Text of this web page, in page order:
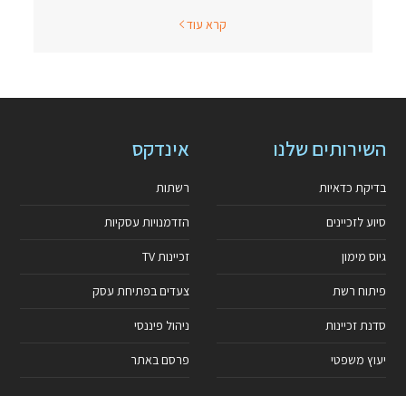
קרא עוד
השירותים שלנו
בדיקת כדאיות
סיוע לזכיינים
גיוס מימון
פיתוח רשת
סדנת זכיינות
יעוץ משפטי
אינדקס
רשתות
הזדמנויות עסקיות
זכיינות TV
צעדים בפתיחת עסק
ניהול פיננסי
פרסם באתר